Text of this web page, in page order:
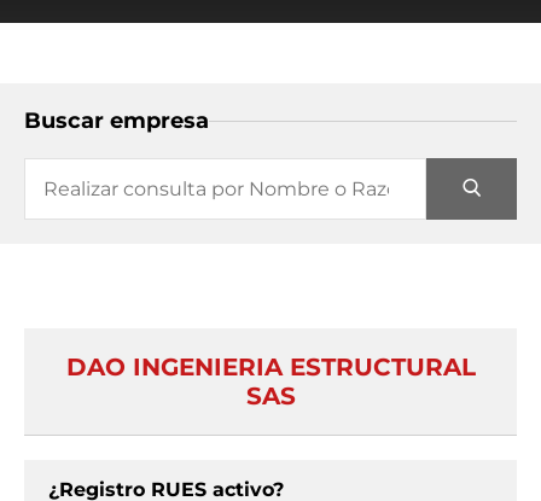
Buscar empresa
DAO INGENIERIA ESTRUCTURAL
SAS
¿Registro RUES activo?